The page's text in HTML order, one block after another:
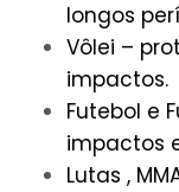
longos
Vôlei –
impactos.
Futebol e
impactos
Lutas ,